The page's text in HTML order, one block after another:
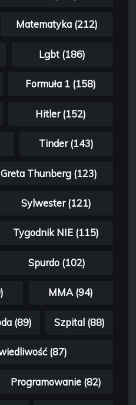
Matematyka (212)
Lgbt (186)
Formuła 1 (158)
Hitler (152)
Tinder (143)
Greta Thunberg (123)
Sylwester (121)
Tygodnik NIE (115)
Spurdo (102)
MMA (94)
(89) Szpital (88)
(87)
Programowanie (82)